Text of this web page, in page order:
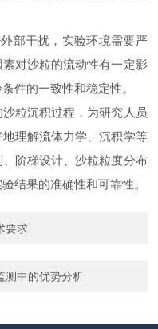
部干扰，实验环境需要严
对沙粒的流动性有一定影
件的一致性和稳定性。
粒沉积过程，为研究人员
理解流体力学、沉积学等
阶梯设计、沙粒粒度分布
结果的准确性和可靠性。
要求
测中的优势分析